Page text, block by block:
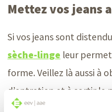
Mettez vos jeans
Si vos jeans sont
sèche-linge leur
forme. Veillez là aussi à
d’entretien et à sortir le
encore légèrement